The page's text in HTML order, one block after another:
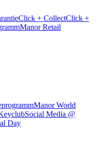
Click + CollectClick +
Manor Retail
Manor World
Social Media @
Day